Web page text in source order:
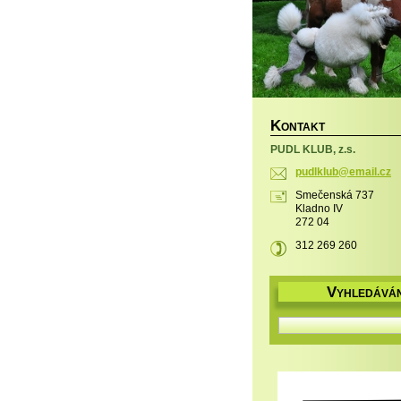
KONTAKT
PUDL KLUB, z.s.
pudlklub@email.cz
Smečenská 737
Kladno IV
272 04
312 269 260
V